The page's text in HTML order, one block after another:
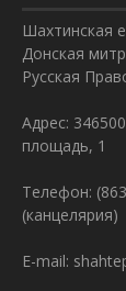
Шахтинская
Донская
Русская
Адрес:
площадь, 1
Телефон:
(канцелярия)
E-mail: